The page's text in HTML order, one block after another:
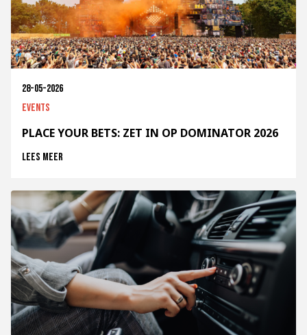
28-05-2026
Events
PLACE YOUR BETS: ZET IN OP DOMINATOR 2026
Lees meer